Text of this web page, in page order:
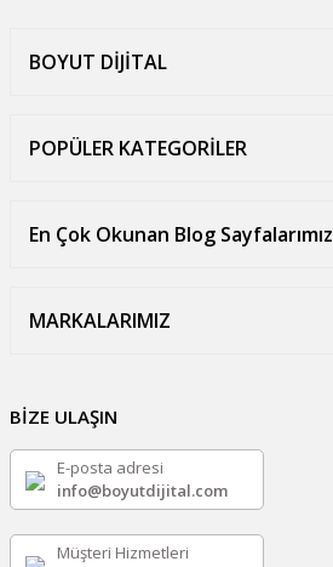
BOYUT DİJİTAL
POPÜLER KATEGORİLER
En Çok Okunan Blog Sayfalarımız
MARKALARIMIZ
BİZE ULAŞIN
E-posta adresi
info@boyutdijital.com
Müşteri Hizmetleri